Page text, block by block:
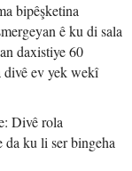
bipêşketina
ê ku di sala
daxistiye 60
divê ev yek wekî
Divê rola
ku li ser bingeha